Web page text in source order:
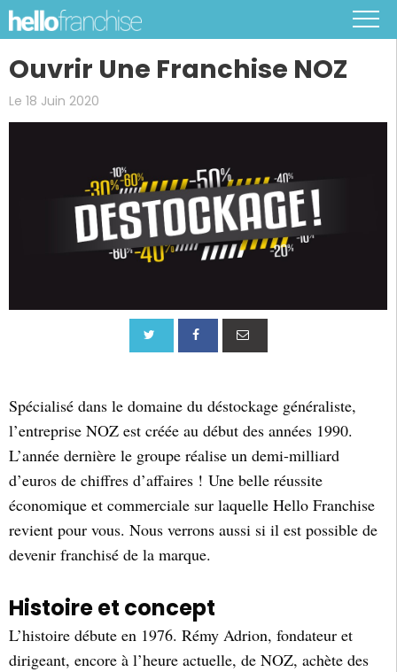
Ouvrir Une Franchise NOZ
Le 18 Juin 2020
Spécialisé dans le domaine du déstockage généraliste,
l’entreprise NOZ est créée au début des années 1990.
L’année dernière le groupe réalise un demi-milliard
d’euros de chiffres d’affaires ! Une belle réussite
économique et commerciale sur laquelle Hello Franchise
revient pour vous. Nous verrons aussi si il est possible de
devenir franchisé de la marque.
Histoire et concept
L’histoire débute en 1976. Rémy Adrion, fondateur et
dirigeant, encore à l’heure actuelle, de NOZ, achète des